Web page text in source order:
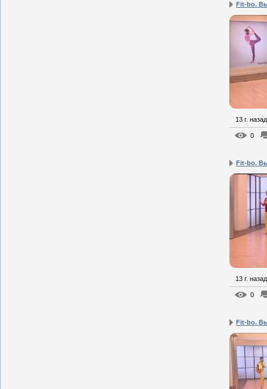
Fit-bo.
13 г. назад
0
Fit-bo.
13 г. назад
0
Fit-bo.